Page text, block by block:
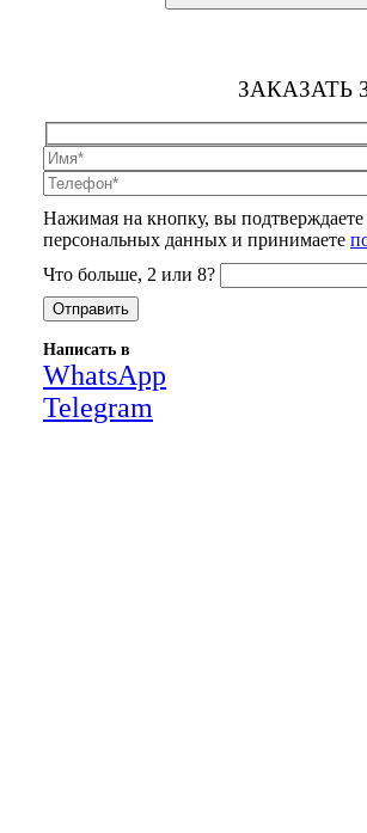
ЗАКАЗАТЬ
Нажимая на кнопку, вы подтверждаете
персональных данных и принимаете
Что больше, 2 или 8?
Написать в
WhatsApp
Telegram